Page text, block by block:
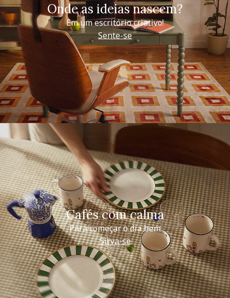
Onde as ideias nascem?
Em um escritório criativo!
Sente-se
Cafés com calma
Para começar o dia bem
Sirva-se